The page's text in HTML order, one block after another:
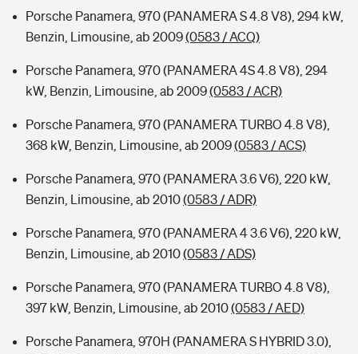
Sie haben Fragen?
Zur Übersicht
Tools
Kinderunfall-Check: Mehr Sicherheit für deine Kids
Sie haben Fragen?
Porsche Panamera, 970 (PANAMERA S 4.8 V8), 294 kW,
Benzin, Limousine, ab 2009(0583 / ACQ)
Porsche Panamera, 970 (PANAMERA 4S 4.8 V8), 294
kW, Benzin, Limousine, ab 2009(0583 / ACR)
Porsche Panamera, 970 (PANAMERA TURBO 4.8 V8),
368 kW, Benzin, Limousine, ab 2009(0583 / ACS)
Porsche Panamera, 970 (PANAMERA 3.6 V6), 220 kW,
Benzin, Limousine, ab 2010(0583 / ADR)
Porsche Panamera, 970 (PANAMERA 4 3.6 V6), 220 kW,
Benzin, Limousine, ab 2010(0583 / ADS)
Porsche Panamera, 970 (PANAMERA TURBO 4.8 V8),
397 kW, Benzin, Limousine, ab 2010(0583 / AED)
Porsche Panamera, 970H (PANAMERA S HYBRID 3.0),